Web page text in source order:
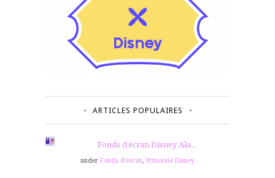
ARTICLES POPULAIRES
Fonds d’écran Disney Ala...
under Fonds d'écran, Princesse Disney